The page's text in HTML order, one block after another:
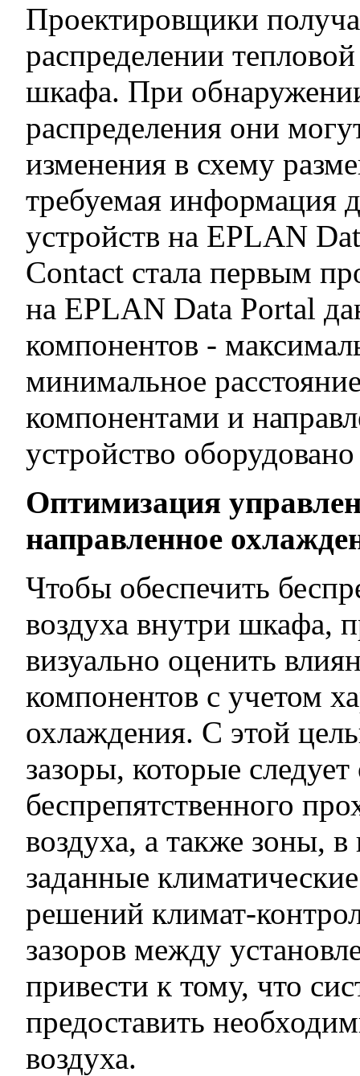
Проектировщики
распределении
шкафа. При
распределения они
изменения в схему
требуемая информация
устройств на EPLAN
Contact стала первым
на EPLAN Data Portal
компонентов -
минимальное
компонентами и
устройство
Оптимизация
направленное
Чтобы обеспечить
воздуха внутри шкафа,
визуально оценить
компонентов с учетом
охлаждения. С этой
зазоры, которые следует
беспрепятственного
воздуха, а также зоны,
заданные
решений климат-
зазоров между
привести к тому, что
предоставить
воздуха.